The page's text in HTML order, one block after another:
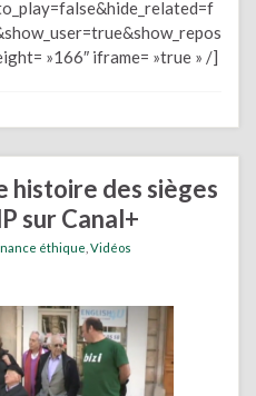
»166″ iframe= »true » /]
histoire des sièges
sur Canal+
éthique Vidéos